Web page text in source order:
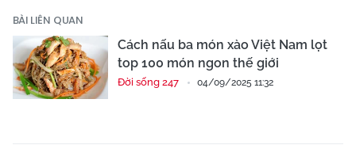
BÀI LIÊN QUAN
Cách nấu ba món xào Việt Nam lọt
top 100 món ngon thế giới
Đời sống 247 04/09/2025 11:32